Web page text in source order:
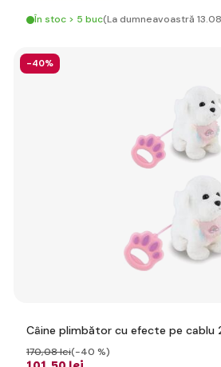
În stoc > 5 buc(La dumneavoastră
-40%
Câine plimbător cu efecte pe cablu
170,08 lei(-40 %)